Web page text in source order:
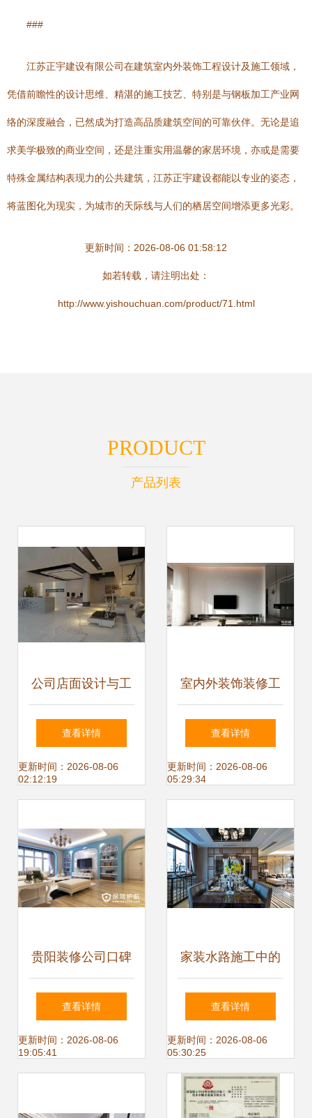
###
江苏正宇建设有限公司在建筑室内外装饰工程设计及施工领域，
凭借前瞻性的设计思维、精湛的施工技艺、特别是与钢板加工产业网
络的深度融合，已然成为打造高品质建筑空间的可靠伙伴。无论是追
求美学极致的商业空间，还是注重实用温馨的家居环境，亦或是需要
特殊金属结构表现力的公共建筑，江苏正宇建设都能以专业的姿态，
将蓝图化为现实，为城市的天际线与人们的栖居空间增添更多光彩。
更新时间：2026-08-06 01:58:12
如若转载，请注明出处：
http://www.yishouchuan.com/product/71.html
PRODUCT
产品列表
公司店面设计与工
厂装修 从效果图到
落地施工的全流程
查看详情
更新时间：2026-08-06
02:12:19
室内外装饰装修工
程设计与施工 从构
想到落地的专业之
查看详情
更新时间：2026-08-06
05:29:34
贵阳装修公司口碑
全解析 专业设计与
施工指南
查看详情
更新时间：2026-08-06
19:05:41
家装水路施工中的
常见误区与室内外
装饰装修工程设计
与施工要点
查看详情
更新时间：2026-08-06
05:30:25